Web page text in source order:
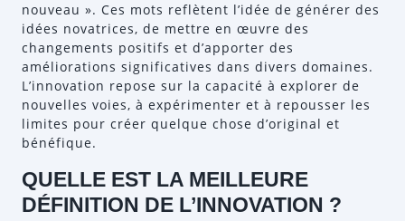
nouveau ». Ces mots reflètent l’idée de générer des
idées novatrices, de mettre en œuvre des
changements positifs et d’apporter des
améliorations significatives dans divers domaines.
L’innovation repose sur la capacité à explorer de
nouvelles voies, à expérimenter et à repousser les
limites pour créer quelque chose d’original et
bénéfique.
QUELLE EST LA MEILLEURE
DÉFINITION DE L’INNOVATION ?